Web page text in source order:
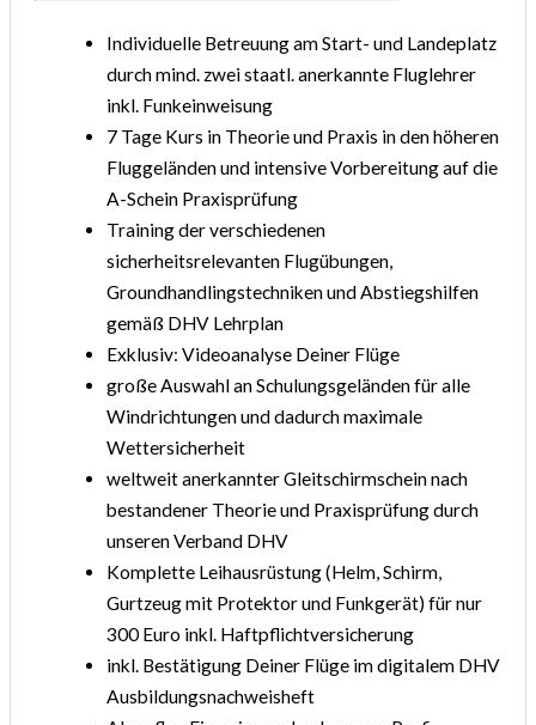
Individuelle Betreuung am Start- und Landeplatz
durch mind. zwei staatl. anerkannte Fluglehrer
inkl. Funkeinweisung
7 Tage Kurs in Theorie und Praxis in den höheren
Fluggeländen und intensive Vorbereitung auf die
A-Schein Praxisprüfung
Training der verschiedenen
sicherheitsrelevanten Flugübungen,
Groundhandlingstechniken und Abstiegshilfen
gemäß DHV Lehrplan
Exklusiv: Videoanalyse Deiner Flüge
große Auswahl an Schulungsgeländen für alle
Windrichtungen und dadurch maximale
Wettersicherheit
weltweit anerkannter Gleitschirmschein nach
bestandener Theorie und Praxisprüfung durch
unseren Verband DHV
Komplette Leihausrüstung (Helm, Schirm,
Gurtzeug mit Protektor und Funkgerät) für nur
300 Euro inkl. Haftpflichtversicherung
inkl. Bestätigung Deiner Flüge im digitalem DHV
Ausbildungsnachweisheft